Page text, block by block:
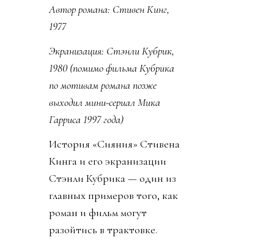
Автор романа: Стивен Кинг,
1977
Экранизация: Стэнли Кубрик,
1980 (помимо фильма Кубрика
по мотивам романа позже
выходил мини-сериал Мика
Гарриса 1997 года)
История «Сияния» Стивена
Кинга и его экранизации
Стэнли Кубрика — один из
главных примеров того, как
роман и фильм могут
разойтись в трактовке.